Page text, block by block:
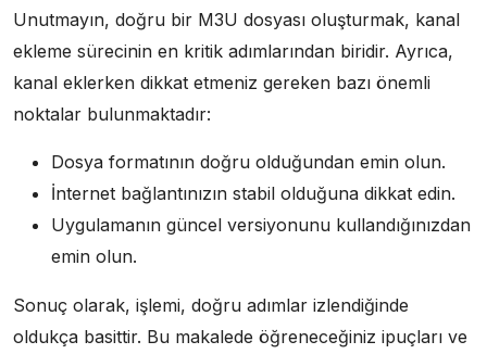
Unutmayın, doğru bir M3U dosyası oluşturmak, kanal
ekleme sürecinin en kritik adımlarından biridir. Ayrıca,
kanal eklerken dikkat etmeniz gereken bazı önemli
noktalar bulunmaktadır:
Dosya formatının doğru olduğundan emin olun.
İnternet bağlantınızın stabil olduğuna dikkat edin.
Uygulamanın güncel versiyonunu kullandığınızdan
emin olun.
Sonuç olarak, işlemi, doğru adımlar izlendiğinde
oldukça basittir. Bu makalede öğreneceğiniz ipuçları ve